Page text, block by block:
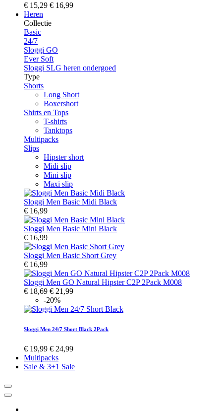
€ 15,29 € 16,99
Heren
Collectie
Basic
24/7
Sloggi GO
Ever Soft
Sloggi SLG heren ondergoed
Type
Shorts
Long Short
Boxershort
Shirts en Tops
T-shirts
Tanktops
Multipacks
Slips
Hipster short
Midi slip
Mini slip
Maxi slip
Sloggi Men Basic Midi Black
€ 16,99
Sloggi Men Basic Mini Black
€ 16,99
Sloggi Men Basic Short Grey
€ 16,99
Sloggi Men GO Natural Hipster C2P 2Pack M008
€ 18,69 € 21,99
-20%
Sloggi Men 24/7 Short Black 2Pack
€ 19,99 € 24,99
Multipacks
Sale & 3+1 Sale